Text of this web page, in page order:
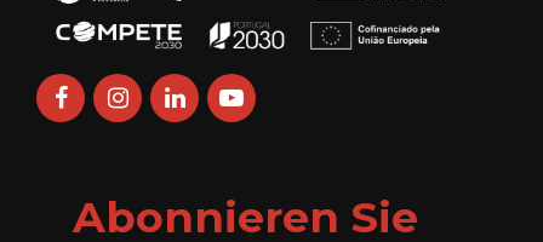
Abonnieren Sie